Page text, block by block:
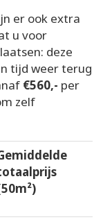
er ook extra
u voor
deze
tijd weer terug
€560,- per
zelf